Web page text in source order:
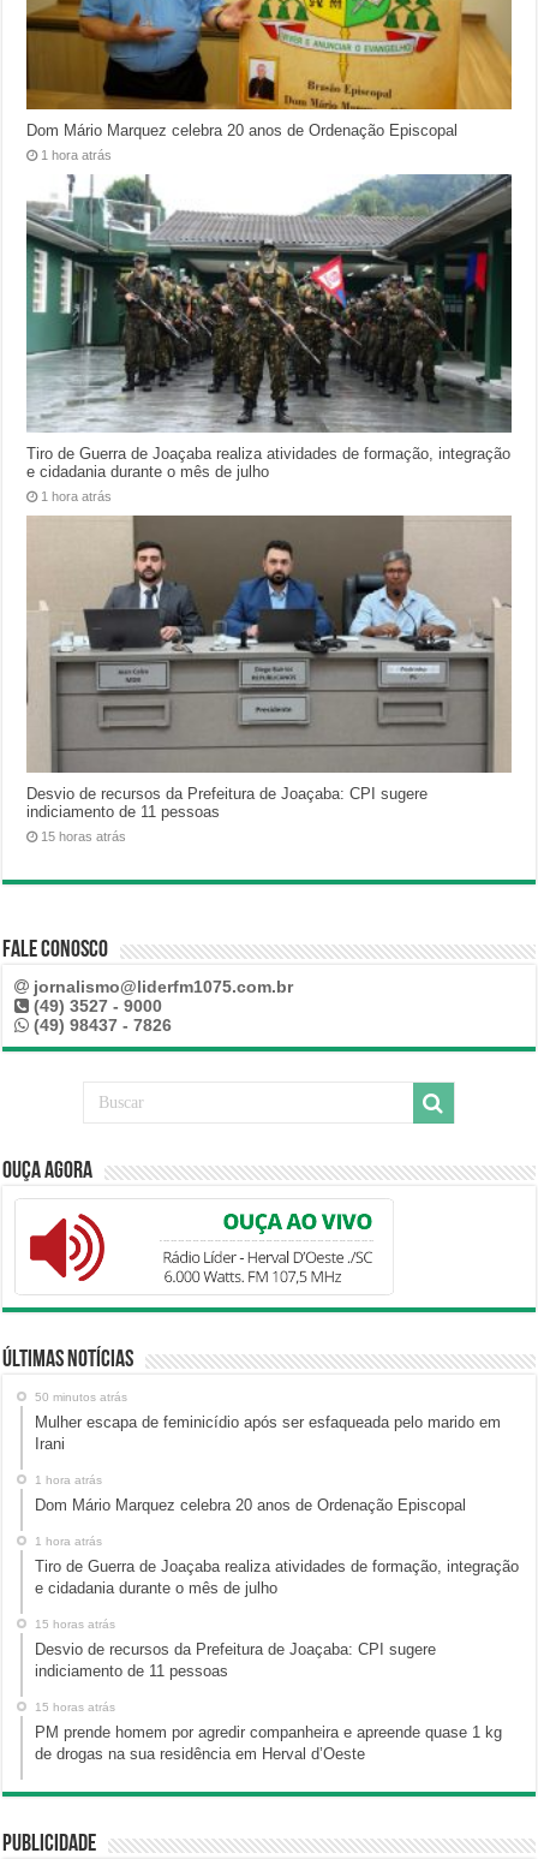
Dom Mário Marquez celebra 20 anos de Ordenação Episcopal
1 hora atrás
Tiro de Guerra de Joaçaba realiza atividades de formação, integração
e cidadania durante o mês de julho
1 hora atrás
Desvio de recursos da Prefeitura de Joaçaba: CPI sugere
indiciamento de 11 pessoas
15 horas atrás
Fale Conosco
jornalismo@liderfm1075.com.br
(49) 3527 - 9000
(49) 98437 - 7826
Ouça Agora
Últimas Notícias
50 minutos atrás
Mulher escapa de feminicídio após ser esfaqueada pelo marido em
Irani
1 hora atrás
Dom Mário Marquez celebra 20 anos de Ordenação Episcopal
1 hora atrás
Tiro de Guerra de Joaçaba realiza atividades de formação, integração
e cidadania durante o mês de julho
15 horas atrás
Desvio de recursos da Prefeitura de Joaçaba: CPI sugere
indiciamento de 11 pessoas
15 horas atrás
PM prende homem por agredir companheira e apreende quase 1 kg
de drogas na sua residência em Herval d’Oeste
Publicidade